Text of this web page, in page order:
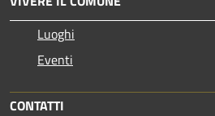
Luoghi
Eventi
CONTATTI